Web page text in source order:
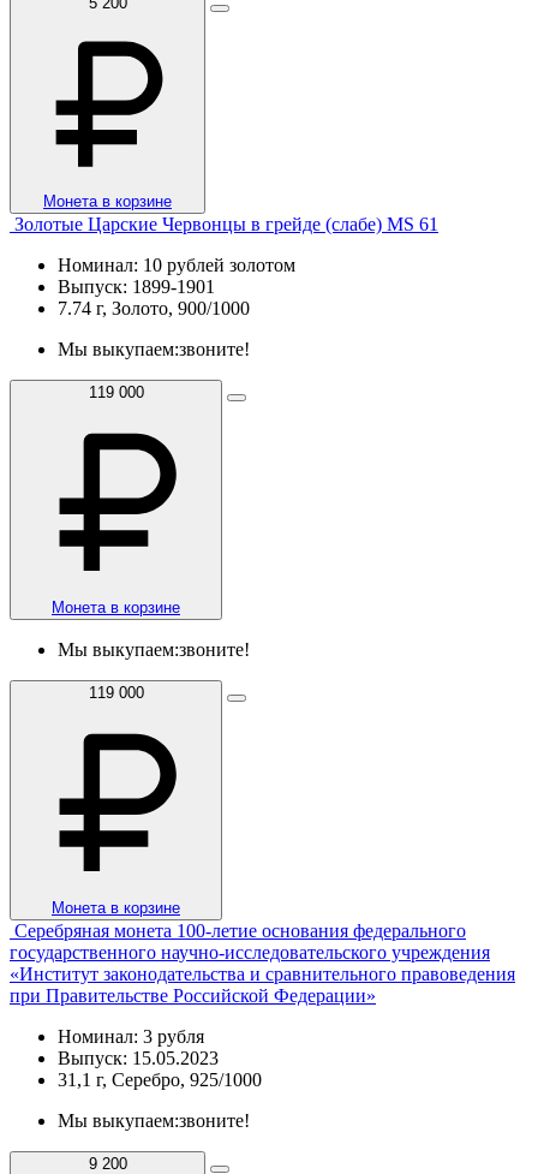
Монета в корзине
Золотые Царские Червонцы в грейде (слабе) MS 61
Номинал: 10 рублей золотом
Выпуск: 1899-1901
7.74 г, Золото, 900/1000
Мы выкупаем:звоните!
119 000
Монета в корзине
Мы выкупаем:звоните!
119 000
Монета в корзине
Серебряная монета 100-летие основания федерального
государственного научно-исследовательского учреждения
«Институт законодательства и сравнительного правоведения
при Правительстве Российской Федерации»
Номинал: 3 рубля
Выпуск: 15.05.2023
31,1 г, Серебро, 925/1000
Мы выкупаем:звоните!
9 200